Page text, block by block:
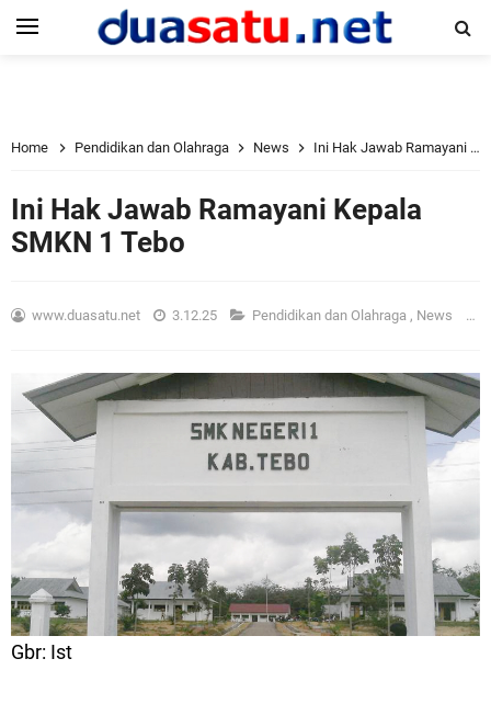
Home Pendidikan dan Olahraga News Ini Hak Jawab Ramayani Kepala SMKN 1 Tebo
Ini Hak Jawab Ramayani Kepala
SMKN 1 Tebo
www.duasatu.net 3.12.25 Pendidikan dan Olahraga , News
Gbr: Ist